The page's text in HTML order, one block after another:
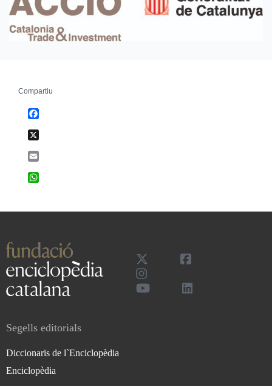
Compartiu
Segells editorials
Diccionaris de l`Enciclopèdia
Enciclopèdia